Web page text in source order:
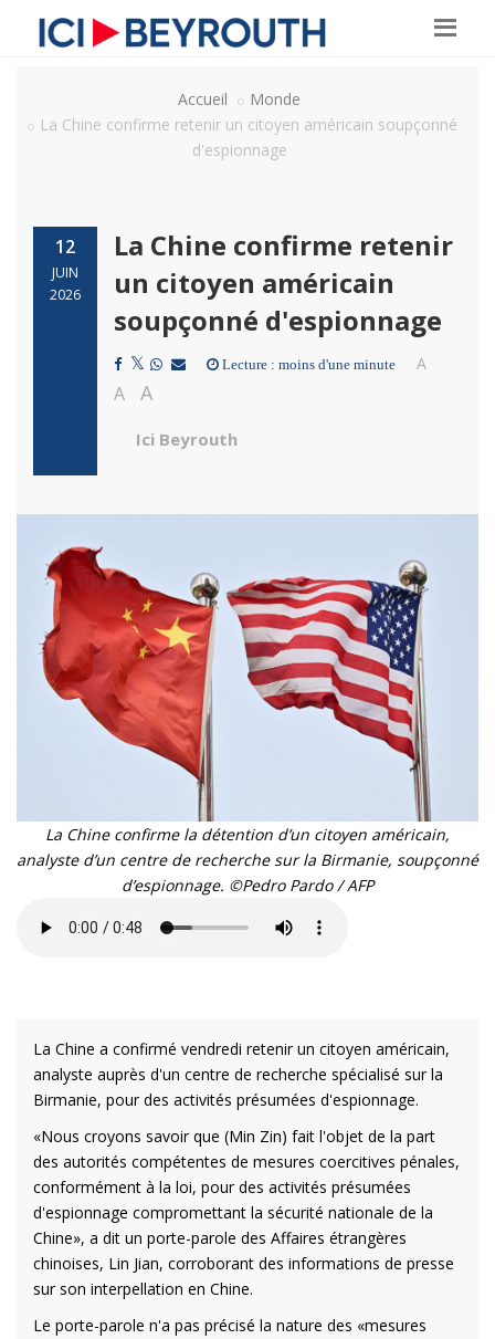
Accueil
Monde
La Chine confirme retenir un citoyen américain soupçonné
d'espionnage
12
JUIN
2026
La Chine confirme retenir
un citoyen américain
soupçonné d'espionnage
Lecture : moins d'une minute A
A A
Ici Beyrouth
La Chine confirme la détention d’un citoyen américain,
analyste d’un centre de recherche sur la Birmanie, soupçonné
d’espionnage. ©Pedro Pardo / AFP
La Chine a confirmé vendredi retenir un citoyen américain,
analyste auprès d'un centre de recherche spécialisé sur la
Birmanie, pour des activités présumées d'espionnage.
«Nous croyons savoir que (Min Zin) fait l'objet de la part
des autorités compétentes de mesures coercitives pénales,
conformément à la loi, pour des activités présumées
d'espionnage compromettant la sécurité nationale de la
Chine», a dit un porte-parole des Affaires étrangères
chinoises, Lin Jian, corroborant des informations de presse
sur son interpellation en Chine.
Le porte-parole n'a pas précisé la nature des «mesures